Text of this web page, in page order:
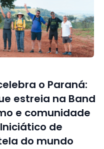
o Paraná:
estreia na Band
e comunidade
de
do mundo